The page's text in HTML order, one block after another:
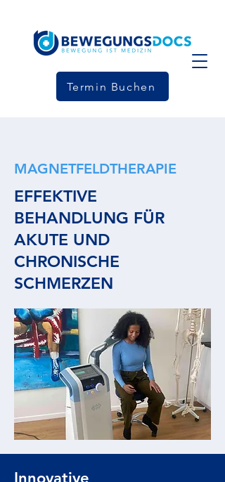
Termin Buchen
MAGNETFELDTHERAPIE
EFFEKTIVE
BEHANDLUNG FÜR
AKUTE UND
CHRONISCHE
SCHMERZEN
Innovative